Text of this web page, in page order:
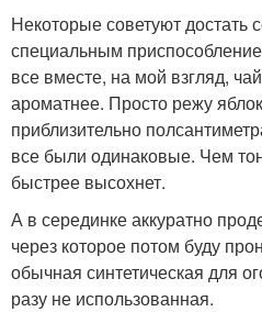
Некоторые советуют достать
специальным
все вместе, на мой взгляд,
ароматнее. Просто режу
приблизительно
все были одинаковые. Чем
быстрее высохнет.
А в серединке аккуратно
через которое потом буду
обычная синтетическая для
разу не использованная.